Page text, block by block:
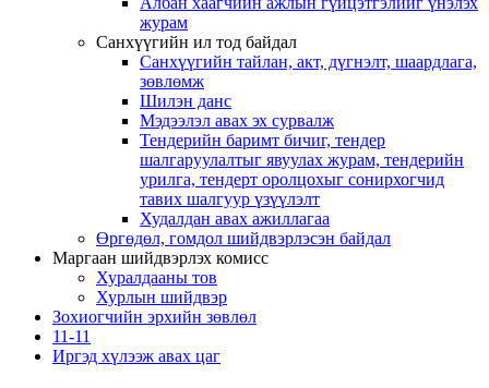
журам
Санхүүгийн ил тод байдал
Санхүүгийн тайлан, акт, дүгнэлт, шаардлага,
зөвлөмж
Шилэн данс
Мэдээлэл авах эх сурвалж
Тендерийн баримт бичиг, тендер
шалгаруулалтыг явуулах журам, тендерийн
урилга, тендерт оролцохыг сонирхогчид
тавих шалгуур үзүүлэлт
Худалдан авах ажиллагаа
Өргөдөл, гомдол шийдвэрлэсэн байдал
Маргаан шийдвэрлэх комисс
Хуралдааны тов
Хурлын шийдвэр
Зохиогчийн эрхийн зөвлөл
11-11
Иргэд хүлээж авах цаг